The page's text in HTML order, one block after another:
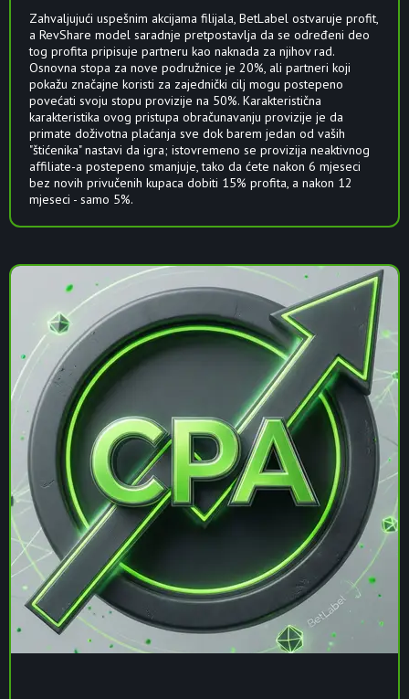
Zahvaljujući uspešnim akcijama filijala, BetLabel ostvaruje profit,
a RevShare model saradnje pretpostavlja da se određeni deo
tog profita pripisuje partneru kao naknada za njihov rad.
Osnovna stopa za nove podružnice je 20%, ali partneri koji
pokažu značajne koristi za zajednički cilj mogu postepeno
povećati svoju stopu provizije na 50%. Karakteristična
karakteristika ovog pristupa obračunavanju provizije je da
primate doživotna plaćanja sve dok barem jedan od vaših
"štićenika" nastavi da igra; istovremeno se provizija neaktivnog
affiliate-a postepeno smanjuje, tako da ćete nakon 6 mjeseci
bez novih privučenih kupaca dobiti 15% profita, a nakon 12
mjeseci - samo 5%.